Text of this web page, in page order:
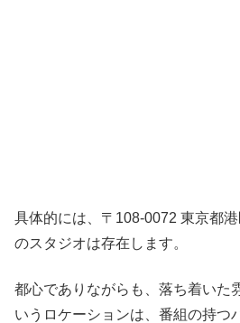
具体的には、〒108-0072 東京都
のスタジオは存在します。
都心でありながらも、落ち着いた
いうロケーションは、番組の持つ